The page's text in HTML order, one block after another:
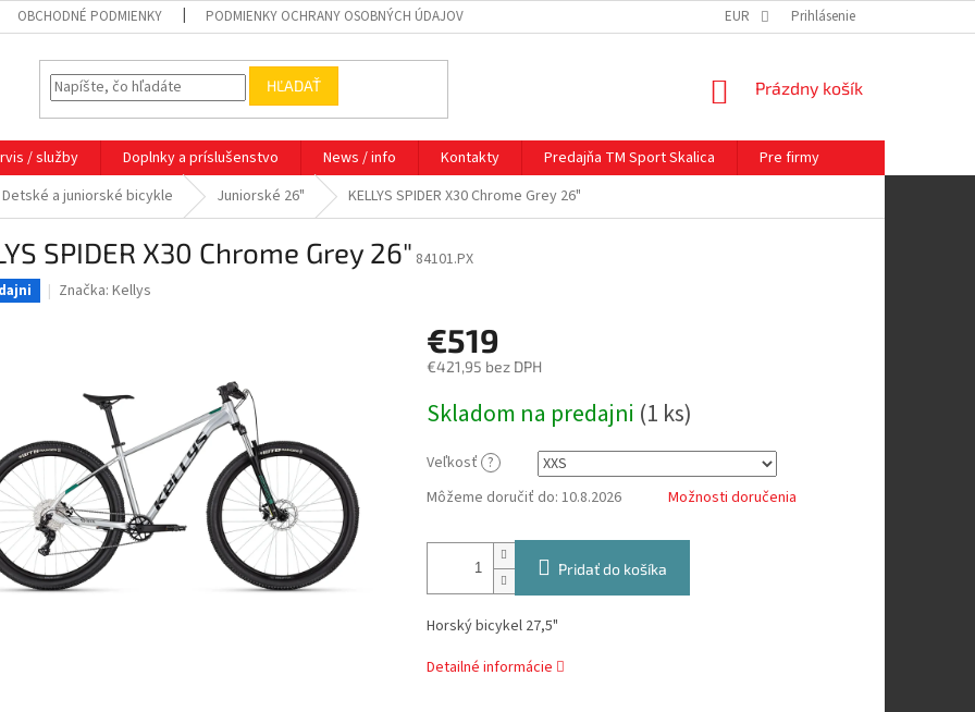
OBCHODNÉ PODMIENKY PODMIENKY OCHRANY OSOBNÝCH ÚDAJOV EUR Prihlásenie
HĽADAŤ
NÁKUPNÝ
Prázdny košík
/ služby Doplnky a príslušenstvo News / info Kontakty Predajňa TM Sport Skalica
Pre firmy
Detské a juniorské bicykle
Juniorské 26" KELLYS SPIDER X30 Chrome Grey 26"
SPIDER X30 Chrome Grey 26" 84101.PX
Značka: Kellys
€519
€421,95 bez DPH
cena:
Skladom na predajni (1 ks)
Veľkosť ?
Môžeme doručiť do: 10.8.2026 Možnosti doručenia
Pridať do košíka
Horský bicykel 27,5"
Detailné informácie